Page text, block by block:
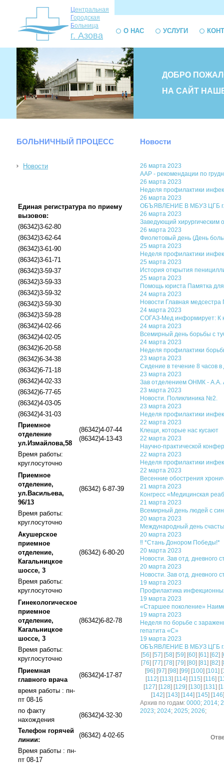
Центральная
Городская
Больница
г. Азова О НАС УСЛУГИ
ДОБРО
НА САЙТ
БОЛЬНИЧНЫЙ ПРОЦЕСС
Новости
Единая регистратура по приему
вызовов:
(86342)3-62-80
(86342)3-62-64
(86342)3-61-90
(86342)3-61-71
(86342)3-59-37
(86342)3-59-33
(86342)3-59-32
(86342)3-59-30
(86342)3-59-28
(86342)4-02-66
(86342)4-02-05
(86342)6-20-58
(86342)6-34-38
(86342)6-71-18
(86342)4-02-33
(86342)6-77-65
(86342)4-03-05
(86342)4-31-03
Приемное
отделение
ул.Измайлова,58
(86342)4-07-44
(86342)4-13-43
Время работы:
круглосуточно
Приемное
отделение,
ул.Васильева,
96/13
(86342) 6-87-39
Время работы:
круглосуточно
Акушерское
приемное
отделение,
Кагальницкое
шоссе, 3
(86342) 6-80-20
Время работы:
круглосуточно
Гинекологическое
приемное
отделение,
Кагальницкое
шоссе, 3
(86342)6-82-78
Время работы:
круглосуточно
Приемная
главного врача
(86342)4-17-87
время работы : пн-
пт 08-16
по факту
нахождения
(86342)4-32-30
Телефон горячей
линии:
(86342) 4-02-65
Время работы : пн-
пт 08-17
Новости
26 марта 2023
AAP - рекомендации по
26 марта 2023
Неделя профилактики
26 марта 2023
ОБЪЯВЛЕНИЕ В МБУЗ ЦГБ г.
26 марта 2023
Заведующий хирургическим
26 марта 2023
Фиолетовый день (День
25 марта 2023
Неделя профилактики
25 марта 2023
История открытия
25 марта 2023
Помощь юриста Памятка
24 марта 2023
Новости Главная
24 марта 2023
СОГАЗ-Мед информирует: К
24 марта 2023
Всемирный день борьбы с
24 марта 2023
Неделя профилактики
23 марта 2023
Сидение в течение 8 часов
23 марта 2023
Зав отделением ОНМК - А.А.
23 марта 2023
Новости. Поликлиника №2.
23 марта 2023
Неделя профилактики
22 марта 2023
Клещи, которые нас кусают
22 марта 2023
Научно-практической
22 марта 2023
Неделя профилактики
22 марта 2023
Весенние обострения
21 марта 2023
Конгресс «Медицинская
21 марта 2023
Всемирный день людей с
20 марта 2023
Международный день
20 марта 2023
‼ *Стань Донором Победы!*
20 марта 2023
Новости. Зав отд. дневного
20 марта 2023
Новости. Зав отд. дневного
19 марта 2023
Профилактика
19 марта 2023
«Старшее поколение»
19 марта 2023
Неделя по борьбе с
гепатита «С»
19 марта 2023
ОБЪЯВЛЕНИЕ В МБУЗ ЦГБ г.
[56] [57] [58] [59] [60] [61] [62] [
[76] [77] [78] [79] [80] [81] [82] [
[96] [97] [98] [99] [100] [101] [
[112] [113] [114] [115] [116] [
[127] [128] [129] [130] [131] [
[142] [143] [144] [145] [146
Архив по годам: 0000; 2014;
2023; 2024; 2025; 2026;